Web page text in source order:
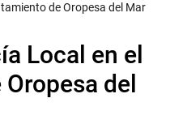
de Oropesa del Mar
Local en el
del